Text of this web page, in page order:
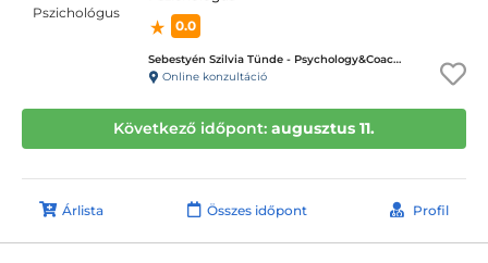
0.0
Sebestyén Szilvia Tünde - Psychology&Coaching - ICD terápiás magánpraxis
Online konzultáció
Következő időpont: augusztus 11.
Árlista Összes időpont Profil